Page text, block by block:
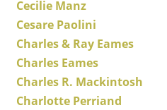
Suspensions & Plafonniers
Lampes de table
Lampes de bureau
Lampadaires et Liseuses
Cecilie Manz
Cesare Paolini
Charles & Ray Eames
Charles Eames
Charles R. Mackintosh
Charlotte Perriand